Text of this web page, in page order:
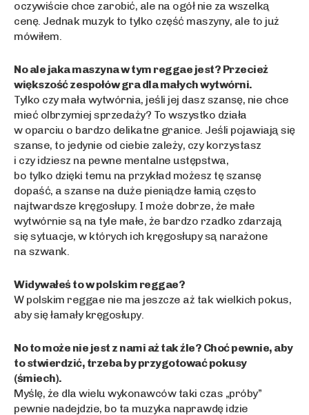
oczywiście chce zarobić, ale na ogół nie za wszelką
cenę. Jednak muzyk to tylko część maszyny, ale to już
mówiłem.
No ale jaka maszyna w tym reggae jest? Przecież
większość zespołów gra dla małych wytwórni.
Tylko czy mała wytwórnia, jeśli jej dasz szansę, nie chce
mieć olbrzymiej sprzedaży? To wszystko działa
w oparciu o bardzo delikatne granice. Jeśli pojawiają się
szanse, to jedynie od ciebie zależy, czy korzystasz
i czy idziesz na pewne mentalne ustępstwa,
bo tylko dzięki temu na przykład możesz tę szansę
dopaść, a szanse na duże pieniądze łamią często
najtwardsze kręgosłupy. I może dobrze, że małe
wytwórnie są na tyle małe, że bardzo rzadko zdarzają
się sytuacje, w których ich kręgosłupy są narażone
na szwank.
Widywałeś to w polskim reggae?
W polskim reggae nie ma jeszcze aż tak wielkich pokus,
aby się łamały kręgosłupy.
No to może nie jest z nami aż tak źle? Choć pewnie, aby
to stwierdzić, trzeba by przygotować pokusy
(śmiech).
Myślę, że dla wielu wykonawców taki czas „próby”
pewnie nadejdzie, bo ta muzyka naprawdę idzie